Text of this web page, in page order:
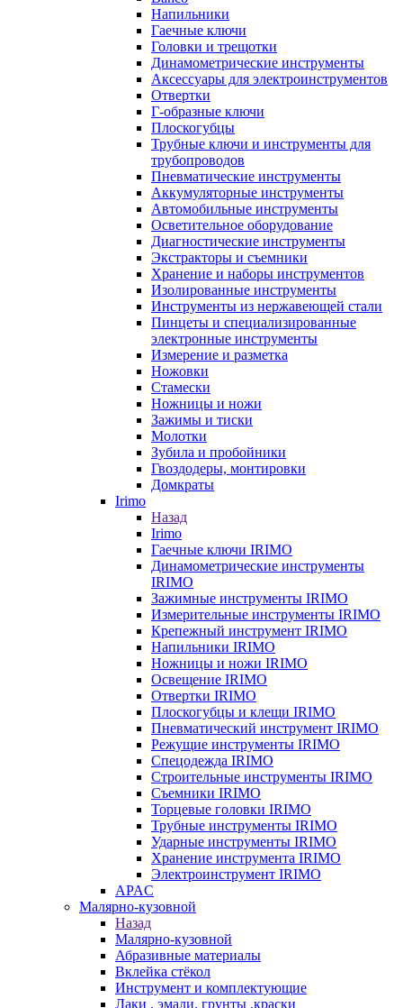
Напильники
Гаечные ключи
Головки и трещотки
Динамометрические инструменты
Аксессуары для электроинструментов
Отвертки
Г-образные ключи
Плоскогубцы
Трубные ключи и инструменты для
трубопроводов
Пневматические инструменты
Аккумуляторные инструменты
Автомобильные инструменты
Осветительное оборудование
Диагностические инструменты
Экстракторы и съемники
Хранение и наборы инструментов
Изолированные инструменты
Инструменты из нержавеющей стали
Пинцеты и специализированные
электронные инструменты
Измерение и разметка
Ножовки
Стамески
Ножницы и ножи
Зажимы и тиски
Молотки
Зубила и пробойники
Гвоздодеры, монтировки
Домкраты
Irimo
Назад
Irimo
Гаечные ключи IRIMO
Динамометрические инструменты
IRIMO
Зажимные инструменты IRIMO
Измерительные инструменты IRIMO
Крепежный инструмент IRIMO
Напильники IRIMO
Ножницы и ножи IRIMO
Освещение IRIMO
Отвертки IRIMO
Плоскогубцы и клещи IRIMO
Пневматический инструмент IRIMO
Режущие инструменты IRIMO
Спецодежда IRIMO
Строительные инструменты IRIMO
Съемники IRIMO
Торцевые головки IRIMO
Трубные инструменты IRIMO
Ударные инструменты IRIMO
Хранение инструмента IRIMO
Электроинструмент IRIMO
APAC
Малярно-кузовной
Назад
Малярно-кузовной
Абразивные материалы
Вклейка стёкол
Инструмент и комплектующие
Лаки , эмали, грунты ,краски